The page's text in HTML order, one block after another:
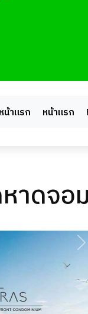
หน้าแรก หน้าแรก
าดจอ